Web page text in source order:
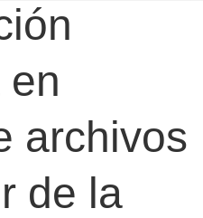
en
archivos
de la